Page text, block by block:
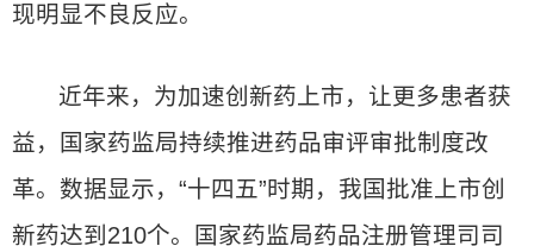
现明显不良反应。
近年来，为加速创新药上市，让更多患者获
益，国家药监局持续推进药品审评审批制度改
革。数据显示，“十四五”时期，我国批准上市创
新药达到210个。国家药监局药品注册管理司司